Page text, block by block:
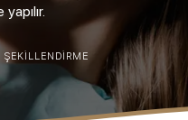
ŞEKILLENDIRME